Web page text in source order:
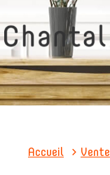
Accueil Vente